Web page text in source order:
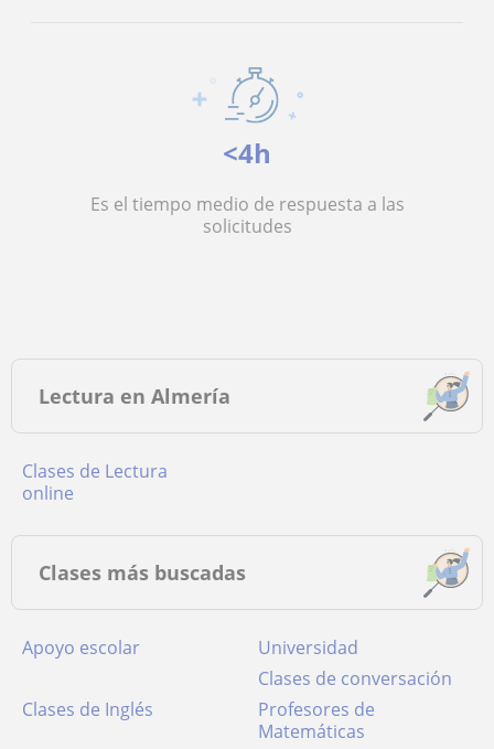
<4h
Es el tiempo medio de respuesta a las
solicitudes
Lectura en Almería
Clases de Lectura
online
Clases más buscadas
Apoyo escolar
Universidad
Clases de conversación
Clases de Inglés
Profesores de
Matemáticas